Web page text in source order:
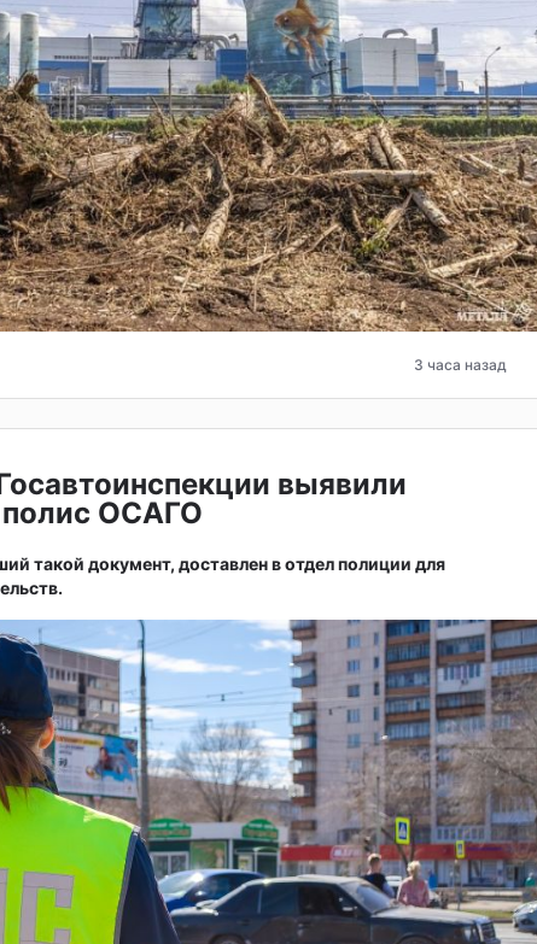
3 часа назад
выявили
ОСАГО
такой документ, доставлен в отдел полиции для